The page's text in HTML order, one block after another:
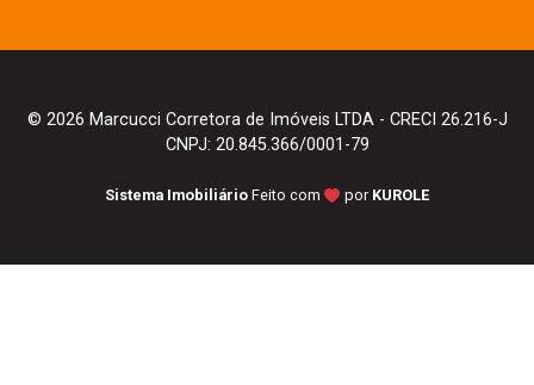
© 2026 Marcucci Corretora de Imóveis LTDA - CRECI 26.216-J
CNPJ: 20.845.366/0001-79
Sistema Imobiliário Feito com por KUROLE